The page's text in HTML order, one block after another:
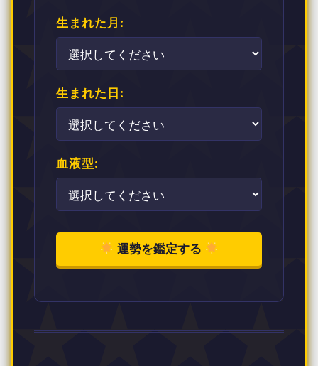
生まれた月:
生まれた日:
血液型:
運勢を鑑定する